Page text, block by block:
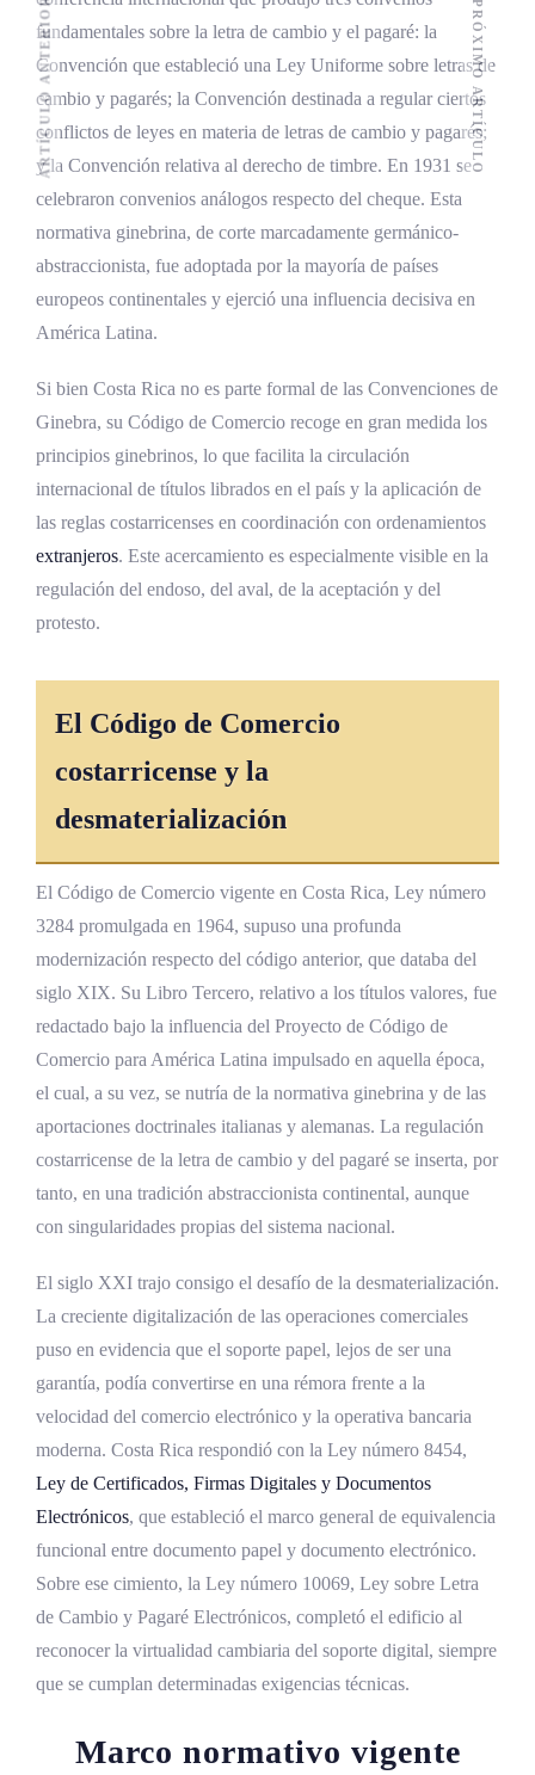
fundamentales sobre la letra de cambio y el pagaré: la
Convención que estableció una Ley Uniforme sobre letras de
cambio y pagarés; la Convención destinada a regular ciertos
conflictos de leyes en materia de letras de cambio y pagarés;
y la Convención relativa al derecho de timbre. En 1931 se
celebraron convenios análogos respecto del cheque. Esta
normativa ginebrina, de corte marcadamente germánico-
abstraccionista, fue adoptada por la mayoría de países
europeos continentales y ejerció una influencia decisiva en
América Latina.
Si bien Costa Rica no es parte formal de las Convenciones de
Ginebra, su Código de Comercio recoge en gran medida los
principios ginebrinos, lo que facilita la circulación
internacional de títulos librados en el país y la aplicación de
las reglas costarricenses en coordinación con ordenamientos
extranjeros. Este acercamiento es especialmente visible en la
regulación del endoso, del aval, de la aceptación y del
protesto.
El Código de Comercio
costarricense y la
desmaterialización
El Código de Comercio vigente en Costa Rica, Ley número
3284 promulgada en 1964, supuso una profunda
modernización respecto del código anterior, que databa del
siglo XIX. Su Libro Tercero, relativo a los títulos valores, fue
redactado bajo la influencia del Proyecto de Código de
Comercio para América Latina impulsado en aquella época,
el cual, a su vez, se nutría de la normativa ginebrina y de las
aportaciones doctrinales italianas y alemanas. La regulación
costarricense de la letra de cambio y del pagaré se inserta, por
tanto, en una tradición abstraccionista continental, aunque
con singularidades propias del sistema nacional.
El siglo XXI trajo consigo el desafío de la desmaterialización.
La creciente digitalización de las operaciones comerciales
puso en evidencia que el soporte papel, lejos de ser una
garantía, podía convertirse en una rémora frente a la
velocidad del comercio electrónico y la operativa bancaria
moderna. Costa Rica respondió con la Ley número 8454,
Ley de Certificados, Firmas Digitales y Documentos
Electrónicos, que estableció el marco general de equivalencia
funcional entre documento papel y documento electrónico.
Sobre ese cimiento, la Ley número 10069, Ley sobre Letra
de Cambio y Pagaré Electrónicos, completó el edificio al
reconocer la virtualidad cambiaria del soporte digital, siempre
que se cumplan determinadas exigencias técnicas.
Marco normativo vigente
ARTÍCULO ANTERIOR PRÓXIMO ARTÍCULO